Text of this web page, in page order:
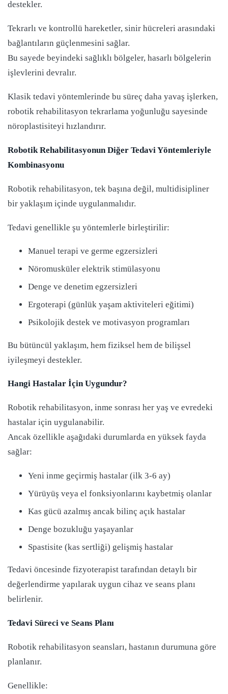
destekler.
Tekrarlı ve kontrollü hareketler, sinir hücreleri arasındaki
bağlantıların güçlenmesini sağlar.
Bu sayede beyindeki sağlıklı bölgeler, hasarlı bölgelerin
işlevlerini devralır.
Klasik tedavi yöntemlerinde bu süreç daha yavaş işlerken,
robotik rehabilitasyon tekrarlama yoğunluğu sayesinde
nöroplastisiteyi hızlandırır.
Robotik Rehabilitasyonun Diğer Tedavi Yöntemleriyle
Kombinasyonu
Robotik rehabilitasyon, tek başına değil, multidisipliner
bir yaklaşım içinde uygulanmalıdır.
Tedavi genellikle şu yöntemlerle birleştirilir:
Manuel terapi ve germe egzersizleri
Nöromusküler elektrik stimülasyonu
Denge ve denetim egzersizleri
Ergoterapi (günlük yaşam aktiviteleri eğitimi)
Psikolojik destek ve motivasyon programları
Bu bütüncül yaklaşım, hem fiziksel hem de bilişsel
iyileşmeyi destekler.
Hangi Hastalar İçin Uygundur?
Robotik rehabilitasyon, inme sonrası her yaş ve evredeki
hastalar için uygulanabilir.
Ancak özellikle aşağıdaki durumlarda en yüksek fayda
sağlar:
Yeni inme geçirmiş hastalar (ilk 3-6 ay)
Yürüyüş veya el fonksiyonlarını kaybetmiş olanlar
Kas gücü azalmış ancak bilinç açık hastalar
Denge bozukluğu yaşayanlar
Spastisite (kas sertliği) gelişmiş hastalar
Tedavi öncesinde fizyoterapist tarafından detaylı bir
değerlendirme yapılarak uygun cihaz ve seans planı
belirlenir.
Tedavi Süreci ve Seans Planı
Robotik rehabilitasyon seansları, hastanın durumuna göre
planlanır.
Genellikle: